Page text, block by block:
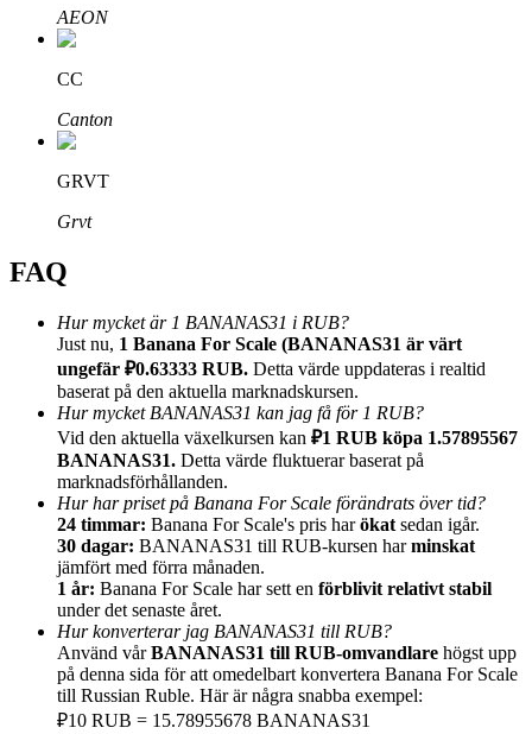
Upp till 65% provision!
Hänvisning
Bjud in en vän för att få kontantbelöningar
BTC Welcome Rewards
BTC Welcome Rewards
Deposit & Trade BTC to Share 25000 USDT prize pool!
AEON
CC
Canton
GRVT
Grvt
FAQ
Hur mycket är 1 BANANAS31 i RUB?
Just nu, 1 Banana For Scale (BANANAS31 är värt
ungefär ₽0.63333 RUB. Detta värde uppdateras i realtid
baserat på den aktuella marknadskursen.
Hur mycket BANANAS31 kan jag få för 1 RUB?
Vid den aktuella växelkursen kan ₽1 RUB köpa 1.57895567
BANANAS31. Detta värde fluktuerar baserat på
marknadsförhållanden.
Hur har priset på Banana For Scale förändrats över tid?
24 timmar: Banana For Scale's pris harökat sedan igår.
30 dagar: BANANAS31 till RUB-kursen harminskat
jämfört med förra månaden.
1 år: Banana For Scale har sett en förblivit relativt stabil
under det senaste året.
Hur konverterar jag BANANAS31 till RUB?
Använd vårBANANAS31 till RUB-omvandlare högst upp
på denna sida för att omedelbart konvertera Banana For Scale
till Russian Ruble. Här är några snabba exempel:
₽10 RUB = 15.78955678 BANANAS31